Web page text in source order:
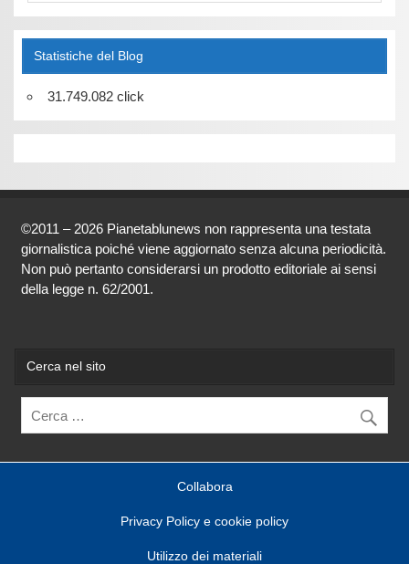
Statistiche del Blog
31.749.082 click
©2011 – 2026 Pianetablunews non rappresenta una testata
giornalistica poiché viene aggiornato senza alcuna periodicità.
Non può pertanto considerarsi un prodotto editoriale ai sensi
della legge n. 62/2001.
Cerca nel sito
Collabora
Privacy Policy e cookie policy
Utilizzo dei materiali